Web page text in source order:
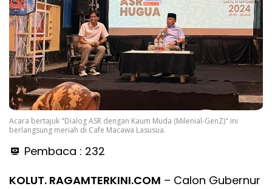
Acara bertajuk "Dialog ASR dengan Kaum Muda (Milenial-GenZ)" ini
berlangsung meriah di Cafe Macawa Lasusua.
Pembaca : 232
KOLUT. RAGAMTERKINI.COM – Calon Gubernur